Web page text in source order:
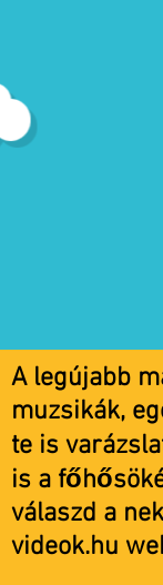
A legújabb
muzsikák,
te is
is a
válaszd a
videok.hu